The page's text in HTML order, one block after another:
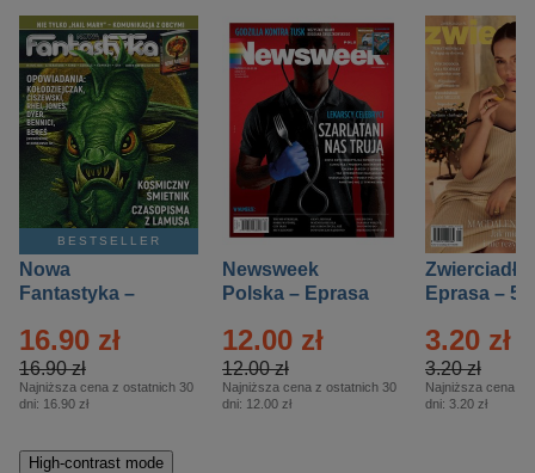
BESTSELLER
Nowa
Fantastyka –
16.90 zł
16.90 zł
Najniższa cena z ostatnich 30
dni: 16.90 zł
Newsweek
Polska – Eprasa
12.00 zł
12.00 zł
Najniższa cena z ostatnich 30
dni: 12.00 zł
Zwierciadło
Eprasa – 5/
3.20 zł
3.20 zł
Najniższa cena z
dni: 3.20 zł
High-contrast mode